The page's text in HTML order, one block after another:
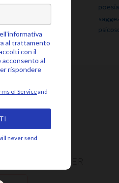
poesia
NEWSLETTER